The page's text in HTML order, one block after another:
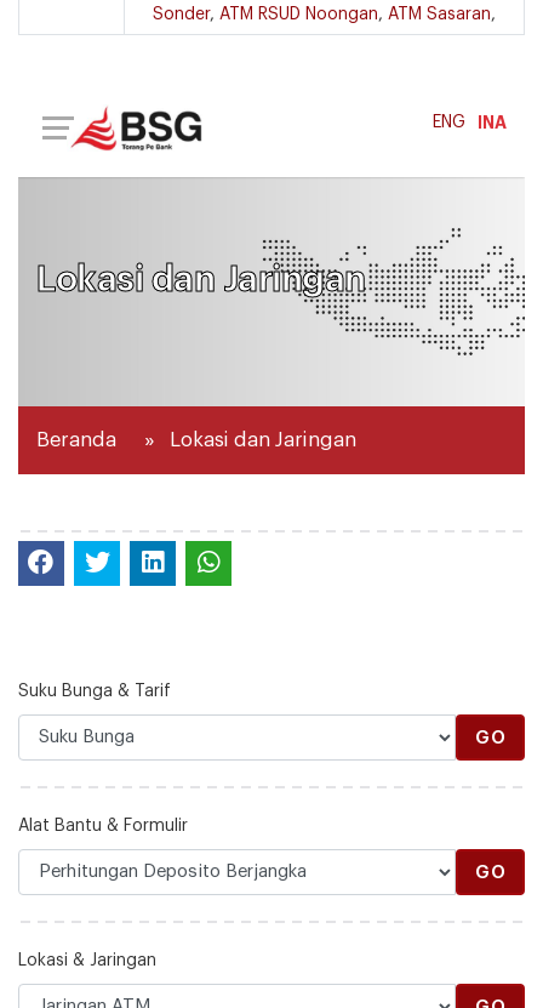
Sonder, ATM RSUD Noongan, ATM Sasaran,
Suku Bunga & Tarif
GO
Alat Bantu & Formulir
GO
Lokasi & Jaringan